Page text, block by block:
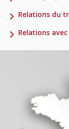
Relations du
Relations